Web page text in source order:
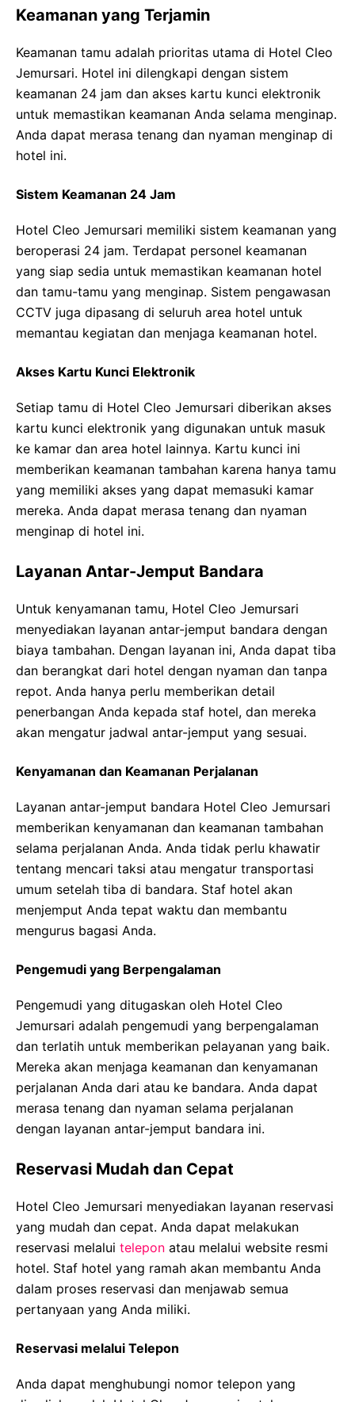
Keamanan yang Terjamin
Keamanan tamu adalah prioritas utama di Hotel Cleo
Jemursari. Hotel ini dilengkapi dengan sistem
keamanan 24 jam dan akses kartu kunci elektronik
untuk memastikan keamanan Anda selama menginap.
Anda dapat merasa tenang dan nyaman menginap di
hotel ini.
Sistem Keamanan 24 Jam
Hotel Cleo Jemursari memiliki sistem keamanan yang
beroperasi 24 jam. Terdapat personel keamanan
yang siap sedia untuk memastikan keamanan hotel
dan tamu-tamu yang menginap. Sistem pengawasan
CCTV juga dipasang di seluruh area hotel untuk
memantau kegiatan dan menjaga keamanan hotel.
Akses Kartu Kunci Elektronik
Setiap tamu di Hotel Cleo Jemursari diberikan akses
kartu kunci elektronik yang digunakan untuk masuk
ke kamar dan area hotel lainnya. Kartu kunci ini
memberikan keamanan tambahan karena hanya tamu
yang memiliki akses yang dapat memasuki kamar
mereka. Anda dapat merasa tenang dan nyaman
menginap di hotel ini.
Layanan Antar-Jemput Bandara
Untuk kenyamanan tamu, Hotel Cleo Jemursari
menyediakan layanan antar-jemput bandara dengan
biaya tambahan. Dengan layanan ini, Anda dapat tiba
dan berangkat dari hotel dengan nyaman dan tanpa
repot. Anda hanya perlu memberikan detail
penerbangan Anda kepada staf hotel, dan mereka
akan mengatur jadwal antar-jemput yang sesuai.
Kenyamanan dan Keamanan Perjalanan
Layanan antar-jemput bandara Hotel Cleo Jemursari
memberikan kenyamanan dan keamanan tambahan
selama perjalanan Anda. Anda tidak perlu khawatir
tentang mencari taksi atau mengatur transportasi
umum setelah tiba di bandara. Staf hotel akan
menjemput Anda tepat waktu dan membantu
mengurus bagasi Anda.
Pengemudi yang Berpengalaman
Pengemudi yang ditugaskan oleh Hotel Cleo
Jemursari adalah pengemudi yang berpengalaman
dan terlatih untuk memberikan pelayanan yang baik.
Mereka akan menjaga keamanan dan kenyamanan
perjalanan Anda dari atau ke bandara. Anda dapat
merasa tenang dan nyaman selama perjalanan
dengan layanan antar-jemput bandara ini.
Reservasi Mudah dan Cepat
Hotel Cleo Jemursari menyediakan layanan reservasi
yang mudah dan cepat. Anda dapat melakukan
reservasi melalui telepon atau melalui website resmi
hotel. Staf hotel yang ramah akan membantu Anda
dalam proses reservasi dan menjawab semua
pertanyaan yang Anda miliki.
Reservasi melalui Telepon
Anda dapat menghubungi nomor telepon yang